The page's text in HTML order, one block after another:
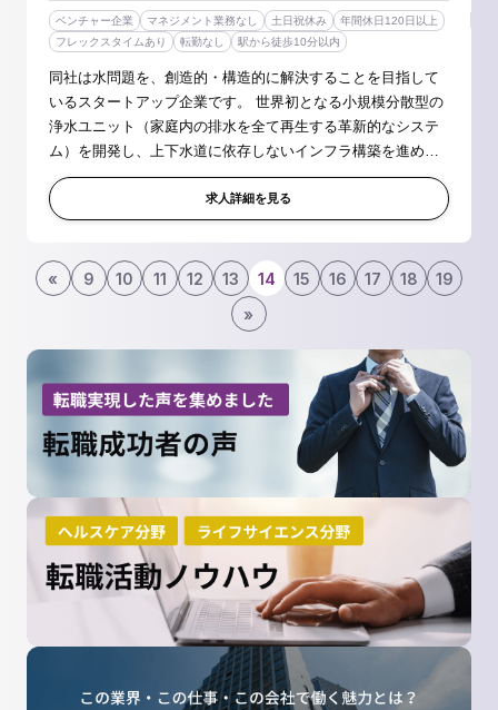
ベンチャー企業 マネジメント業務なし 土日祝休み
年間休日120日以上
フレックスタイムあり
転勤なし 駅から徒歩10分以内
同社は水問題を、創造的・構造的に解決することを目指して
いるスタートアップ企業です。 世界初となる小規模分散型の
浄水ユニット（家庭内の排水を全て再生する革新的なシステ
ム）を開発し、上下水道に依存しないインフラ構築を進めて
います 本ポジションでは、自社商品のハードウェア試作から
量産までの機構設計業務...求人詳細を見る
« 9 10 11 12 13 14 15 16 17 18
19
»